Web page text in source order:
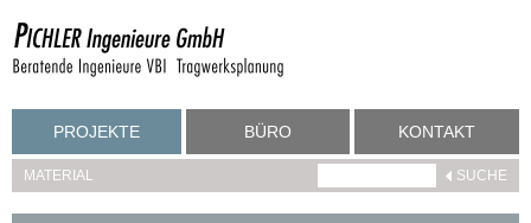
PROJEKTE BÜRO KONTAKT
MATERIAL